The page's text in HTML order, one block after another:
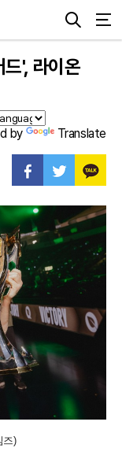
', 라이온
by Translate
즈)